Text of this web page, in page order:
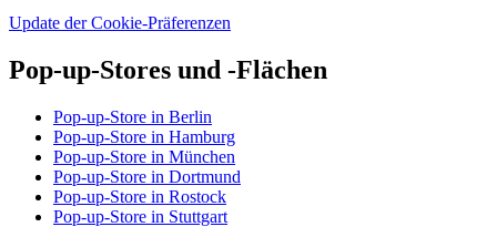
Update der Cookie-Präferenzen
Pop-up-Stores und -Flächen
Pop-up-Store in Berlin
Pop-up-Store in Hamburg
Pop-up-Store in München
Pop-up-Store in Dortmund
Pop-up-Store in Rostock
Pop-up-Store in Stuttgart